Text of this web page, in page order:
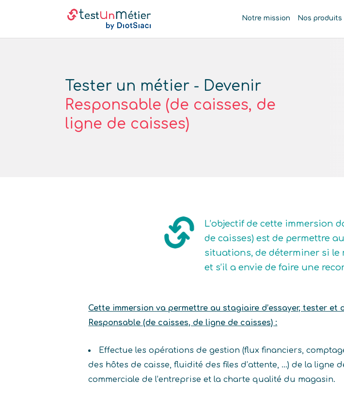
Notre mission Nos produits
Tester un métier - Devenir
Responsable (de caisses, de
ligne de caisses)
L’objectif de cette immersion
de caisses) est de permettre
situations, de déterminer si le
et s’il a envie de faire une
Cette immersion va permettre au stagiaire d’essayer, tester
Responsable (de caisses, de ligne de caisses) :
Effectue les opérations de gestion (flux financiers,
des hôtes de caisse, fluidité des files d’attente, …) de la ligne
commerciale de l’entreprise et la charte qualité du magasin.